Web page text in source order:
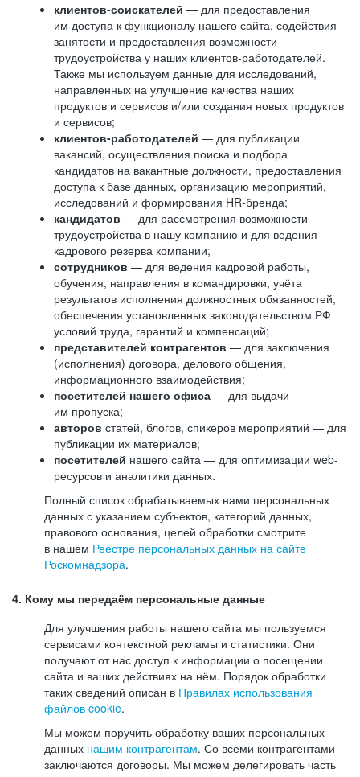
клиентов-соискателей — для предоставления
им доступа к функционалу нашего сайта, содействия
занятости и предоставления возможности
трудоустройства у наших клиентов-работодателей.
Также мы используем данные для исследований,
направленных на улучшение качества наших
продуктов и сервисов и/или создания новых продуктов
и сервисов;
клиентов-работодателей — для публикации
вакансий, осуществления поиска и подбора
кандидатов на вакантные должности, предоставления
доступа к базе данных, организацию мероприятий,
исследований и формирования HR-бренда;
кандидатов — для рассмотрения возможности
трудоустройства в нашу компанию и для ведения
кадрового резерва компании;
сотрудников — для ведения кадровой работы,
обучения, направления в командировки, учёта
результатов исполнения должностных обязанностей,
обеспечения установленных законодательством РФ
условий труда, гарантий и компенсаций;
представителей контрагентов — для заключения
(исполнения) договора, делового общения,
информационного взаимодействия;
посетителей нашего офиса — для выдачи
им пропуска;
авторов статей, блогов, спикеров мероприятий — для
публикации их материалов;
посетителей нашего сайта — для оптимизации web-
ресурсов и аналитики данных.
Полный список обрабатываемых нами персональных
данных с указанием субъектов, категорий данных,
правового основания, целей обработки смотрите
в нашем Реестре персональных данных на сайте
Роскомнадзора.
4. Кому мы передаём персональные данные
Для улучшения работы нашего сайта мы пользуемся
сервисами контекстной рекламы и статистики. Они
получают от нас доступ к информации о посещении
сайта и ваших действиях на нём. Порядок обработки
таких сведений описан в Правилах использования
файлов cookie.
Мы можем поручить обработку ваших персональных
данных нашим контрагентам. Со всеми контрагентами
заключаются договоры. Мы можем делегировать часть